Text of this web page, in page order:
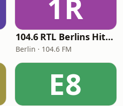
1R
104.6 RTL Berlins Hitradio
Berlin · 104.6 FM
E8